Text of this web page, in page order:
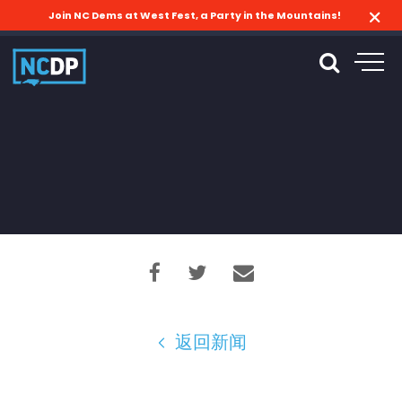
Join NC Dems at West Fest, a Party in the Mountains!
返回新闻